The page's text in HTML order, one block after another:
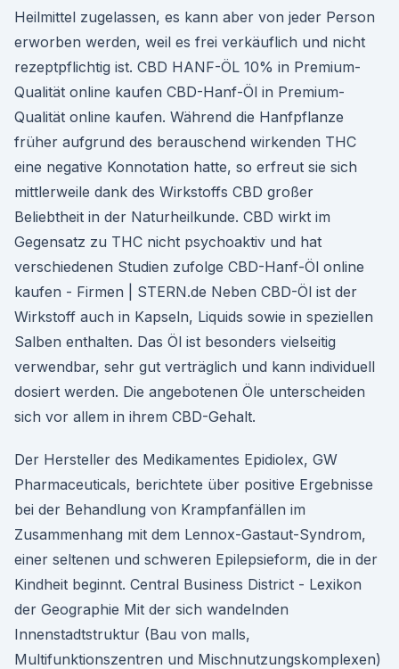
Heilmittel zugelassen, es kann aber von jeder Person
erworben werden, weil es frei verkäuflich und nicht
rezeptpflichtig ist. CBD HANF-ÖL 10% in Premium-
Qualität online kaufen CBD-Hanf-Öl in Premium-
Qualität online kaufen. Während die Hanfpflanze
früher aufgrund des berauschend wirkenden THC
eine negative Konnotation hatte, so erfreut sie sich
mittlerweile dank des Wirkstoffs CBD großer
Beliebtheit in der Naturheilkunde. CBD wirkt im
Gegensatz zu THC nicht psychoaktiv und hat
verschiedenen Studien zufolge CBD-Hanf-Öl online
kaufen - Firmen | STERN.de Neben CBD-Öl ist der
Wirkstoff auch in Kapseln, Liquids sowie in speziellen
Salben enthalten. Das Öl ist besonders vielseitig
verwendbar, sehr gut verträglich und kann individuell
dosiert werden. Die angebotenen Öle unterscheiden
sich vor allem in ihrem CBD-Gehalt.
Der Hersteller des Medikamentes Epidiolex, GW
Pharmaceuticals, berichtete über positive Ergebnisse
bei der Behandlung von Krampfanfällen im
Zusammenhang mit dem Lennox-Gastaut-Syndrom,
einer seltenen und schweren Epilepsieform, die in der
Kindheit beginnt. Central Business District - Lexikon
der Geographie Mit der sich wandelnden
Innenstadtstruktur (Bau von malls,
Multifunktionszentren und Mischnutzungskomplexen)